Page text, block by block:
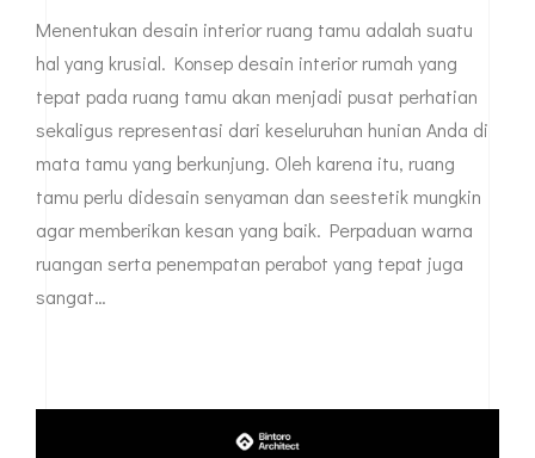
Menentukan desain interior ruang tamu adalah suatu
hal yang krusial. Konsep desain interior rumah yang
tepat pada ruang tamu akan menjadi pusat perhatian
sekaligus representasi dari keseluruhan hunian Anda di
mata tamu yang berkunjung. Oleh karena itu, ruang
tamu perlu didesain senyaman dan seestetik mungkin
agar memberikan kesan yang baik. Perpaduan warna
ruangan serta penempatan perabot yang tepat juga
sangat…